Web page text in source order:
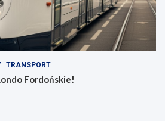
TRANSPORT
Fordońskie!